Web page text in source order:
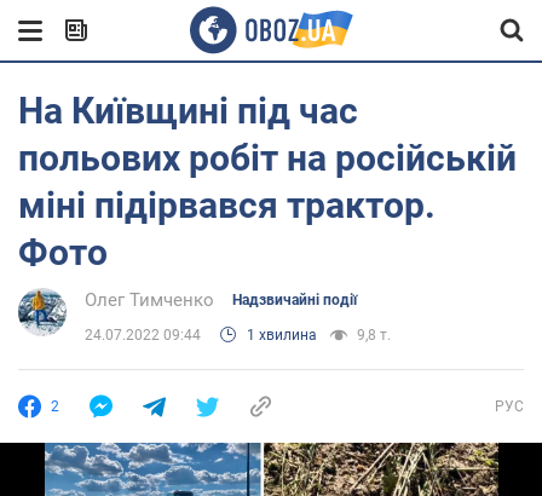
На Київщині під час
польових робіт на російській
міні підірвався трактор.
Фото
Олег Тимченко Надзвичайні події
24.07.2022 09:44 1 хвилина 9,8 т.
2 РУС